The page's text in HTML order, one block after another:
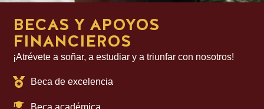
BECAS Y APOYOS
FINANCIEROS
¡Atrévete a soñar, a estudiar y a triunfar con nosotros!
Beca de excelencia
Beca académica